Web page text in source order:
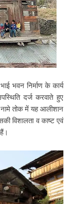
भवन निर्माण के कार्य
दर्ज करवाते हुए
तोक में यह आलीशान
विशालता व काष्ट एवं